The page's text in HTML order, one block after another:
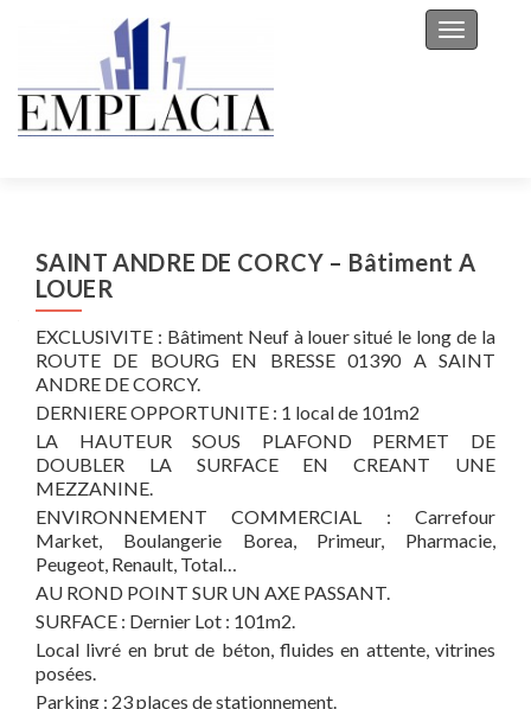
Toggle
SAINT ANDRE DE CORCY – Bâtiment A
LOUER
EXCLUSIVITE : Bâtiment Neuf à louer situé le long de la
ROUTE DE BOURG EN BRESSE 01390 A SAINT
ANDRE DE CORCY.
DERNIERE OPPORTUNITE : 1 local de 101m2
LA HAUTEUR SOUS PLAFOND PERMET DE
DOUBLER LA SURFACE EN CREANT UNE
MEZZANINE.
ENVIRONNEMENT COMMERCIAL : Carrefour
Market, Boulangerie Borea, Primeur, Pharmacie,
Peugeot, Renault, Total…
AU ROND POINT SUR UN AXE PASSANT.
SURFACE : Dernier Lot : 101m2.
Local livré en brut de béton, fluides en attente, vitrines
posées.
Parking : 23 places de stationnement.